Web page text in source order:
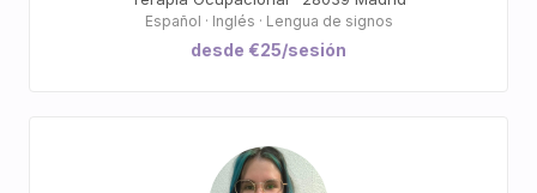
Español · Inglés · Lengua de signos
desde €25/sesión